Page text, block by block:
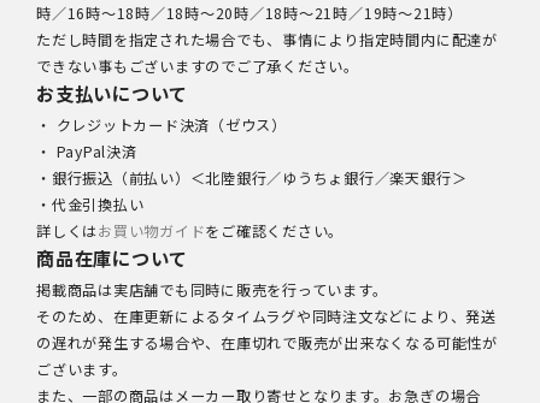
時／16時～18時／18時～20時／18時～21時／19時～21時）
ただし時間を指定された場合でも、事情により指定時間内に配達が
できない事もございますのでご了承ください。
お支払いについて
・ クレジットカード決済（ゼウス）
・ PayPal決済
・銀行振込（前払い）＜北陸銀行／ゆうちょ銀行／楽天銀行＞
・代金引換払い
詳しくはお買い物ガイドをご確認ください。
商品在庫について
掲載商品は実店舗でも同時に販売を行っています。
そのため、在庫更新によるタイムラグや同時注文などにより、発送
の遅れが発生する場合や、在庫切れで販売が出来なくなる可能性が
ございます。
また、一部の商品はメーカー取り寄せとなります。お急ぎの場合